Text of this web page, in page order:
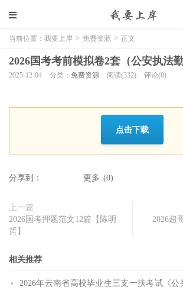
当前位置： 我要上岸 > 免费资源 > 正文
2026国考考前模拟卷2套（公安执法
2025-12-04 分类： 免费资源 阅读(332) 评论(0)
点击下载
分享到： 更多 (0)
上一篇
2026国考押题范文12篇【陈明
哲】
2026超
相关推荐
2026年云南省高校毕业生三支一扶考试《公